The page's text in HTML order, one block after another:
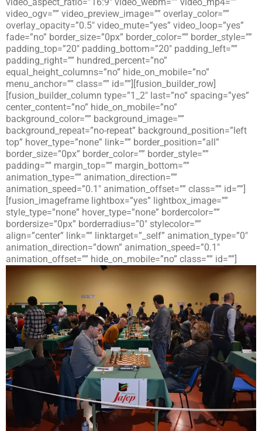
video_ogv=”” video_preview_image=”” overlay_color=””
overlay_opacity=”0.5″ video_mute=”yes” video_loop=”yes”
fade=”no” border_size=”0px” border_color=”” border_style=””
padding_top=”20″ padding_bottom=”20″ padding_left=””
padding_right=”” hundred_percent=”no”
equal_height_columns=”no” hide_on_mobile=”no”
menu_anchor=”” class=”” id=””][fusion_builder_row]
[fusion_builder_column type=”1_2″ last=”no” spacing=”yes”
center_content=”no” hide_on_mobile=”no”
background_color=”” background_image=””
background_repeat=”no-repeat” background_position=”left
top” hover_type=”none” link=”” border_position=”all”
border_size=”0px” border_color=”” border_style=””
padding=”” margin_top=”” margin_bottom=””
animation_type=”” animation_direction=””
animation_speed=”0.1″ animation_offset=”” class=”” id=””]
[fusion_imageframe lightbox=”yes” lightbox_image=””
style_type=”none” hover_type=”none” bordercolor=””
bordersize=”0px” borderradius=”0″ stylecolor=””
align=”center” link=”” linktarget=”_self” animation_type=”0″
animation_direction=”down” animation_speed=”0.1″
animation_offset=”” hide_on_mobile=”no” class=”” id=””]